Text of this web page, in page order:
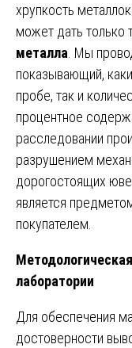
хрупкость
может дать только
металла . Мы
показывающий,
пробе, так и
процентное
расследовании
разрушением
дорогостоящих
является
покупателем.
лаборатории
Для обеспечения
достоверности